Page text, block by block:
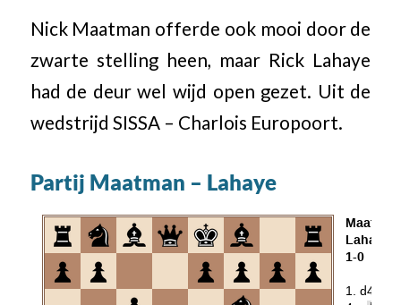
Nick Maatman offerde ook mooi door de
zwarte stelling heen, maar Rick Lahaye
had de deur wel wijd open gezet. Uit de
wedstrijd SISSA – Charlois Europoort.
Partij Maatman – Lahaye